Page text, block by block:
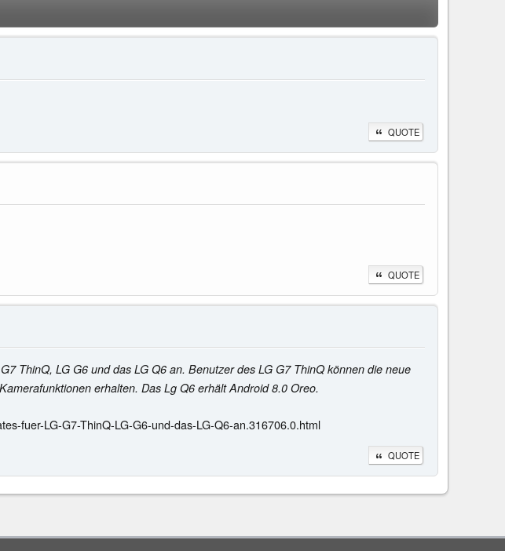
QUOTE
QUOTE
ThinQ, LG G6 und das LG Q6 an. Benutzer des LG G7 ThinQ können die neue
erhalten. Das Lg Q6 erhält Android 8.0 Oreo.
fuer-LG-G7-ThinQ-LG-G6-und-das-LG-Q6-an.316706.0.html
QUOTE